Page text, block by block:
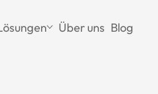
Über uns Blog